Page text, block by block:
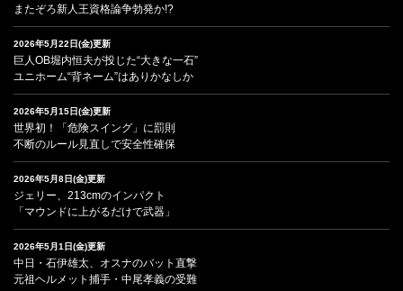
またぞろ新人王資格論争勃発か!?
2026年5月22日(金)更新
巨人OB堀内恒夫が投じた“大きな一石”
ユニホーム“背ネーム”はありかなしか
2026年5月15日(金)更新
世界初！「危険スイング」に罰則
不断のルール見直しで安全性確保
2026年5月8日(金)更新
ジェリー、213cmのインパクト
「マウンドに上がるだけで武器」
2026年5月1日(金)更新
中日・石伊雄太、オスナのバット直撃
元祖ヘルメット捕手・中尾孝義の受難